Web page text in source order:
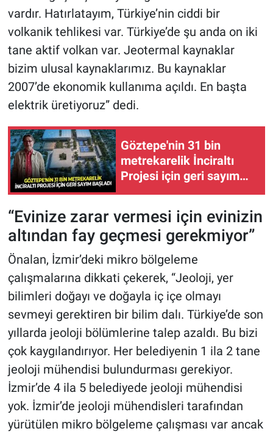
vardır. Hatırlatayım, Türkiye’nin ciddi bir
volkanik tehlikesi var. Türkiye’de şu anda on iki
tane aktif volkan var. Jeotermal kaynaklar
bizim ulusal kaynaklarımız. Bu kaynaklar
2007’de ekonomik kullanıma açıldı. En başta
elektrik üretiyoruz” dedi.
Göztepe'nin 31 bin
metrekarelik İnciraltı
Projesi için geri sayım
başladı!
“Evinize zarar vermesi için evinizin
altından fay geçmesi gerekmiyor”
Önalan, İzmir’deki mikro bölgeleme
çalışmalarına dikkati çekerek, “Jeoloji, yer
bilimleri doğayı ve doğayla iç içe olmayı
sevmeyi gerektiren bir bilim dalı. Türkiye’de son
yıllarda jeoloji bölümlerine talep azaldı. Bu bizi
çok kaygılandırıyor. Her belediyenin 1 ila 2 tane
jeoloji mühendisi bulundurması gerekiyor.
İzmir’de 4 ila 5 belediyede jeoloji mühendisi
yok. İzmir’de jeoloji mühendisleri tarafından
yürütülen mikro bölgeleme çalışması var ancak